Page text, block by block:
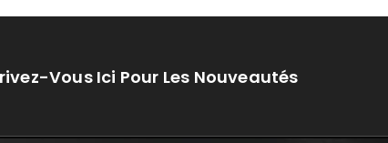
Vous Ici Pour Les Nouveautés